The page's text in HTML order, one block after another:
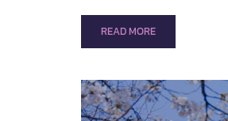
READ
MORE
CALL
FOR
APPLICATIONS:
READ MORE